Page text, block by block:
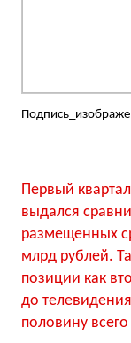
Первый
выдался
размещенных
млрд рублей.
позиции как
до
половину